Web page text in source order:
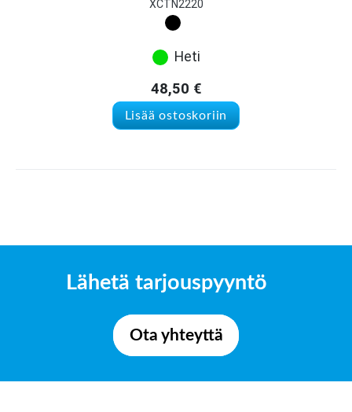
XCTN2220
Heti
48,50 €
Lisää ostoskoriin
Lähetä tarjouspyyntö
Ota yhteyttä